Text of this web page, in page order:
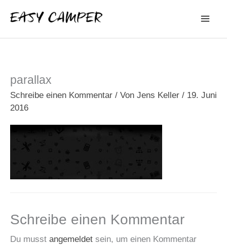
Inhalt
springen
parallax
Schreibe einen Kommentar / Von Jens Keller / 19. Juni
2016
Schreibe einen Kommentar
Du musst angemeldet sein, um einen Kommentar